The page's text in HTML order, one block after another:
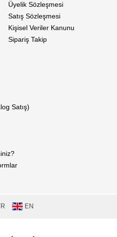
Üyelik Sözleşmesi
Satış Sözleşmesi
Kişisel Veriler Kanunu
Sipariş Takip
Satış)
EN